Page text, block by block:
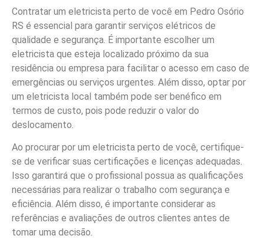
Contratar um eletricista perto de você em Pedro Osório
RS é essencial para garantir serviços elétricos de
qualidade e segurança. É importante escolher um
eletricista que esteja localizado próximo da sua
residência ou empresa para facilitar o acesso em caso de
emergências ou serviços urgentes. Além disso, optar por
um eletricista local também pode ser benéfico em
termos de custo, pois pode reduzir o valor do
deslocamento.
Ao procurar por um eletricista perto de você, certifique-
se de verificar suas certificações e licenças adequadas.
Isso garantirá que o profissional possua as qualificações
necessárias para realizar o trabalho com segurança e
eficiência. Além disso, é importante considerar as
referências e avaliações de outros clientes antes de
tomar uma decisão.